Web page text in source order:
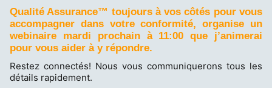
Qualité Assurance™ toujours à vos côtés pour vous
accompagner dans votre conformité, organise un
webinaire mardi prochain à 11:00 que j’animerai
pour vous aider à y répondre.
Restez connectés! Nous vous communiquerons tous les
détails rapidement.